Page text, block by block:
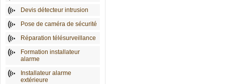
Devis détecteur intrusion
Pose de caméra de sécurité
Réparation télésurveillance
Formation installateur
alarme
Installateur alarme
extérieure